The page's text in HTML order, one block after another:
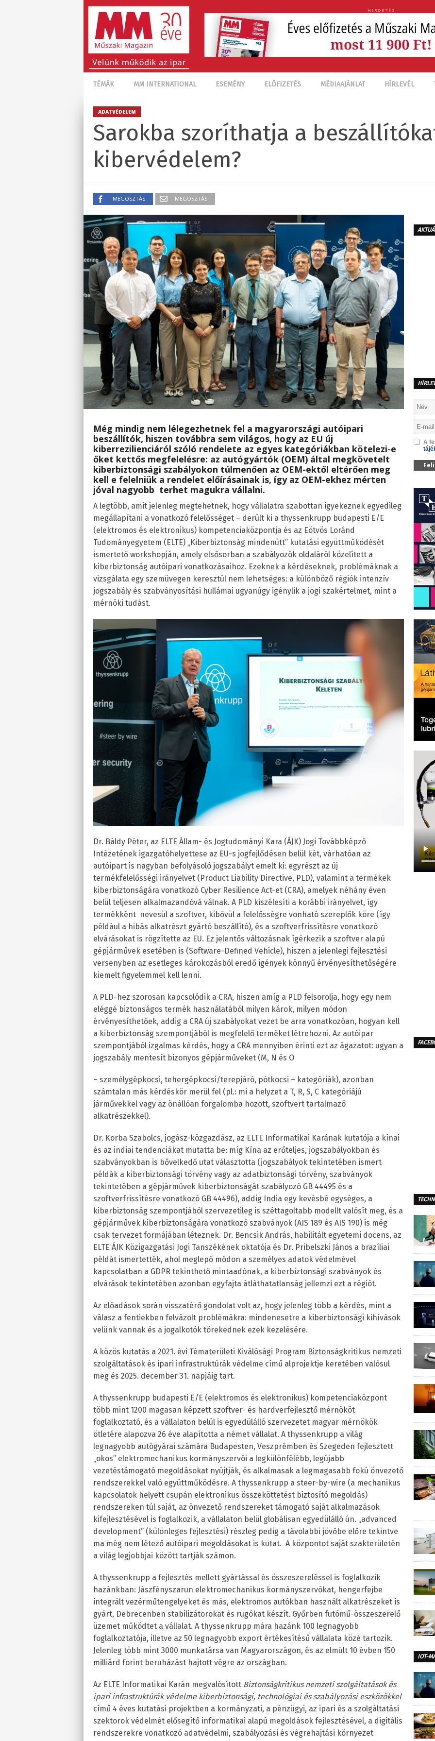
HIRDETÉS
TÉMÁK MM INTERNATIONAL ESEMÉNY ELŐFIZETÉS MÉDIAAJÁNLAT HÍRLEVÉL
ADATVÉDELEM
Sarokba szoríthatja a
kibervédelem?
MEGOSZTÁS MEGOSZTÁS
Még mindig nem lélegezhetnek fel a magyarországi autóipari
beszállítók, hiszen továbbra sem világos, hogy az EU új
kiberrezilienciáról szóló rendelete az egyes kategóriákban kötelezi-e
őket kettős megfelelésre: az autógyártók (OEM) által megkövetelt
kiberbiztonsági szabályokon túlmenően az OEM-ektől eltérően meg
kell e felelniük a rendelet előírásainak is, így az OEM-ekhez mérten
jóval nagyobb terhet magukra vállalni.
A legtöbb, amit jelenleg megtehetnek, hogy vállalatra szabottan igyekeznek egyedileg
megállapítani a vonatkozó felelősséget – derült ki a thyssenkrupp budapesti E/E
(elektromos és elektronikus) kompetenciaközpontja és az Eötvös Loránd
Tudományegyetem (ELTE) „Kiberbiztonság mindenütt” kutatási együttműködését
ismertető workshopján, amely elsősorban a szabályozók oldaláról közelített a
kiberbiztonság autóipari vonatkozásaihoz. Ezeknek a kérdéseknek, problémáknak a
vizsgálata egy szemüvegen keresztül nem lehetséges: a különböző régiók intenzív
jogszabály és szabványosítási hullámai ugyanúgy igénylik a jogi szakértelmet, mint a
mérnöki tudást.
Dr. Báldy Péter, az ELTE Állam- és Jogtudományi Kara (ÁJK) Jogi Továbbképző
Intézetének igazgatóhelyettese az EU-s jogfejlődésen belül két, várhatóan az
autóipart is nagyban befolyásoló jogszabályt emelt ki: egyrészt az új
termékfelelősségi irányelvet (Product Liability Directive, PLD), valamint a termékek
kiberbiztonságára vonatkozó Cyber Resilience Act-et (CRA), amelyek néhány éven
belül teljesen alkalmazandóvá válnak. A PLD kiszélesíti a korábbi irányelvet, így
termékként nevesül a szoftver, kibővül a felelősségre vonható szereplők köre (így
például a hibás alkatrészt gyártó beszállító), és a szoftverfrissítésre vonatkozó
elvárásokat is rögzítette az EU. Ez jelentős változásnak ígérkezik a szoftver alapú
gépjárművek esetében is (Software-Defined Vehicle), hiszen a jelenlegi fejlesztési
versenyben az esetleges károkozásból eredő igények könnyű érvényesíthetőségére
kiemelt figyelemmel kell lenni.
A PLD-hez szorosan kapcsolódik a CRA, hiszen amíg a PLD felsorolja, hogy egy nem
eléggé biztonságos termék használatából milyen károk, milyen módon
érvényesíthetőek, addig a CRA új szabályokat vezet be arra vonatkozóan, hogyan kell
a kiberbiztonság szempontjából is megfelelő terméket létrehozni. Az autóipar
szempontjából izgalmas kérdés, hogy a CRA mennyiben érinti ezt az ágazatot: ugyan a
jogszabály mentesít bizonyos gépjárműveket (M, N és O
– személygépkocsi, tehergépkocsi/terepjáró, pótkocsi – kategóriák), azonban
számtalan más kérdéskör merül fel (pl.: mi a helyzet a T, R, S, C kategóriájú
járművekkel vagy az önállóan forgalomba hozott, szoftvert tartalmazó
alkatrészekkel).
Dr. Korba Szabolcs, jogász-közgazdász, az ELTE Informatikai Karának kutatója a kínai
és az indiai tendenciákat mutatta be: míg Kína az erőteljes, jogszabályokban és
szabványokban is bővelkedő utat választotta (jogszabályok tekintetében ismert
példák a kiberbiztonsági törvény vagy az adatbiztonsági törvény, szabványok
tekintetében a gépjárművek kiberbiztonságát szabályozó GB 44495 és a
szoftverfrissítésre vonatkozó GB 44496), addig India egy kevésbé egységes, a
kiberbiztonság szempontjából szervezetileg is széttagoltabb modellt valósít meg, és a
gépjárművek kiberbiztonságára vonatkozó szabványok (AIS 189 és AIS 190) is még
csak tervezet formájában léteznek. Dr. Bencsik András, habilitált egyetemi docens, az
ELTE ÁJK Közigazgatási Jogi Tanszékének oktatója és Dr. Pribelszki János a brazíliai
példát ismertették, ahol meglepő módon a személyes adatok védelmével
kapcsolatban a GDPR tekinthető mintaadónak, a kiberbiztonsági szabványok és
elvárások tekintetében azonban egyfajta átláthatatlanság jellemzi ezt a régiót.
Az előadások során visszatérő gondolat volt az, hogy jelenleg több a kérdés, mint a
válasz a fentiekben felvázolt problémákra: mindenesetre a kiberbiztonsági kihívások
velünk vannak és a jogalkotók törekednek ezek kezelésére.
A közös kutatás a 2021. évi Tématerületi Kiválósági Program Biztonságkritikus nemzeti
szolgáltatások és ipari infrastruktúrák védelme című alprojektje keretében valósul
meg és 2025. december 31. napjáig tart.
A thyssenkrupp budapesti E/E (elektromos és elektronikus) kompetenciaközpont
több mint 1200 magasan képzett szoftver- és hardverfejlesztő mérnököt
foglalkoztató, és a vállalaton belül is egyedülálló szervezetet magyar mérnökök
ötletére alapozva 26 éve alapította a német vállalat. A thyssenkrupp a világ
legnagyobb autógyárai számára Budapesten, Veszprémben és Szegeden fejlesztett
„okos” elektromechanikus kormányszervói a legkülönfélébb, legújabb
vezetéstámogató megoldásokat nyújtják, és alkalmasak a legmagasabb fokú önvezető
rendszerekkel való együttműködésre. A thyssenkrupp a steer-by-wire (a mechanikus
kapcsolatok helyett csupán elektronikus összeköttetést biztosító megoldás)
rendszereken túl saját, az önvezető rendszereket támogató saját alkalmazások
kifejlesztésével is foglalkozik, a vállalaton belül globálisan egyedülálló ún. „advanced
development” (különleges fejlesztési) részleg pedig a távolabbi jövőbe előre tekintve
ma még nem létező autóipari megoldásokat is kutat. A központot saját szakterületén
a világ legjobbjai között tartják számon.
A thyssenkrupp a fejlesztés mellett gyártással és összeszereléssel is foglalkozik
hazánkban: Jászfényszarun elektromechanikus kormányszervókat, hengerfejbe
integrált vezérműtengelyeket és más, elektromos autókban használt alkatrészeket is
gyárt, Debrecenben stabilizátorokat és rugókat készít. Győrben futómű-összeszerelő
üzemet működtet a vállalat. A thyssenkrupp mára hazánk 100 legnagyobb
foglalkoztatója, illetve az 50 legnagyobb export értékesítésű vállalata közé tartozik.
Jelenleg több mint 3000 munkatársa van Magyarországon, és az elmúlt 10 évben 150
milliárd forint beruházást hajtott végre az országban.
Az ELTE Informatikai Karán megvalósított Biztonságkritikus nemzeti szolgáltatások és
ipari infrastruktúrák védelme kiberbiztonsági, technológiai és szabályozási eszközökkel
című 4 éves kutatási projektben a kormányzati, a pénzügyi, az ipari és a szolgáltatási
szektorok védelmét elősegítő informatikai alapú megoldások fejlesztésével, a digitális
rendszerekre vonatkozó adatvédelmi, szabályozási és végrehajtási környezet
A
IOT-